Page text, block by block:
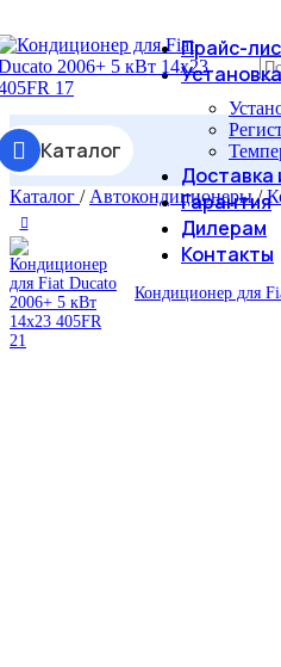
Каталог
Прайс-
Установка
Доставка
Гарантия
Дилерам
Контакты
Каталог / Автокондиционеры/
Кондиционер для